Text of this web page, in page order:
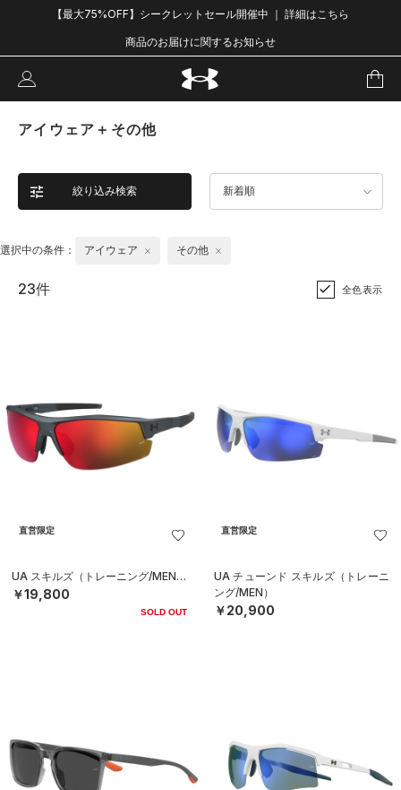
【最大75%OFF】シークレットセール開催中 ｜ 詳細はこちら
商品のお届けに関するお知らせ
アイウェア＋その他
絞り込み検索 新着順
選択中の条件： アイウェア その他
23件 全色表示
直営限定
UA スキルズ（トレーニング/MEN）
￥19,800
SOLD OUT
直営限定
UA チューンド スキルズ（トレーニ
ング/MEN）
￥20,900